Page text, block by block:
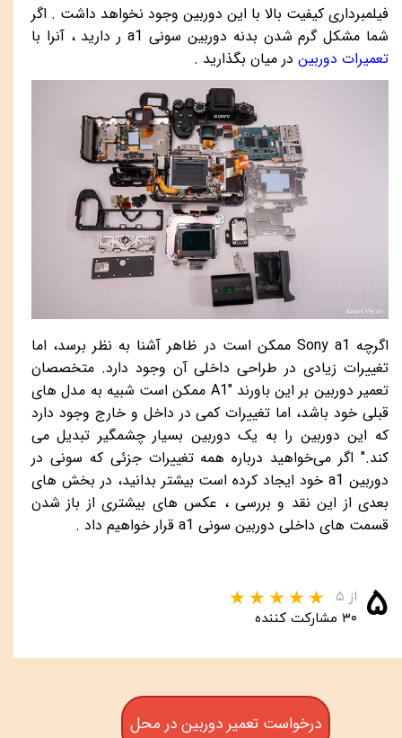
فیلمبرداری کیفیت بالا با این دوربین وجود نخواهد داشت . اگر
شما مشکل گرم شدن بدنه دوربین سونی a1ر دارید ، آنرا با
تعمیرات دوربین در میان بگذارید .
اگرچه Sony a1 ممکن است در ظاهر آشنا به نظر برسد، اما
تغییرات زیادی در طراحی داخلی آن وجود دارد. متخصصان
تعمیر دوربین بر این باورند "A1 ممکن است شبیه به مدل های
قبلی خود باشد، اما تغییرات کمی در داخل و خارج وجود دارد
که این دوربین را به یک دوربین بسیار چشمگیر تبدیل می
کند." اگر می‌خواهید درباره همه تغییرات جزئی که سونی در
دوربین a1خود ایجاد کرده است بیشتر بدانید، در بخش های
بعدی از این نقد و بررسی ، عکس های بیشتری از باز شدن
قسمت های داخلی دوربین سونی a1 قرار خواهیم داد .
۵ از ۵
۳۰ مشارکت کننده
درخواست تعمیر دوربین در محل